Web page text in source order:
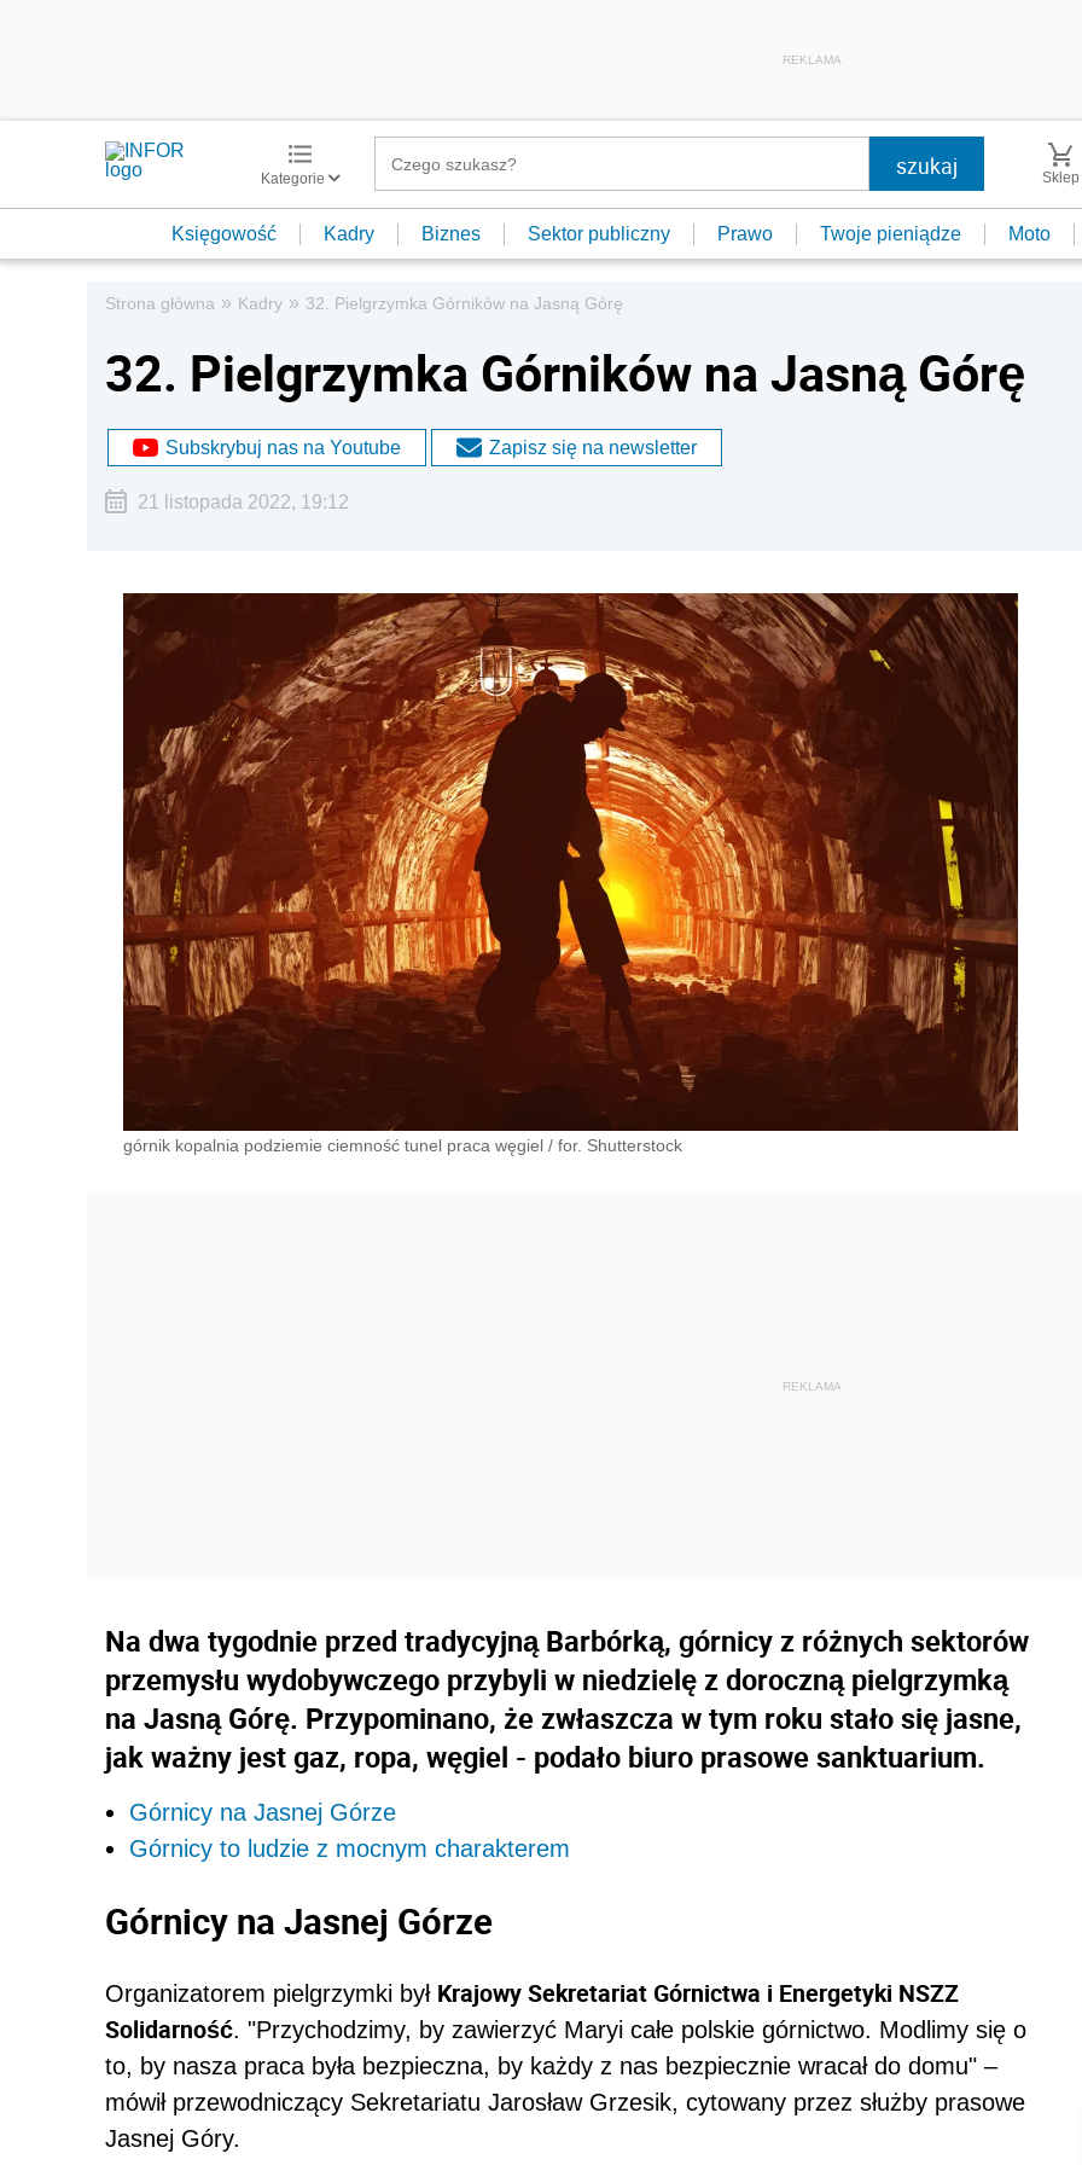
REKLAMA
Kategorie Sklep
Księgowość Kadry Biznes Sektor publiczny Prawo Twoje pieniądze Moto
Strona główna » Kadry » 32. Pielgrzymka Górników na Jasną Górę
32. Pielgrzymka Górników na Jasną Górę
Subskrybuj nas na Youtube Zapisz się na newsletter
21 listopada 2022, 19:12
górnik kopalnia podziemie ciemność tunel praca węgiel / for. Shutterstock
Na dwa tygodnie przed tradycyjną Barbórką, górnicy z różnych sektorów
przemysłu wydobywczego przybyli w niedzielę z doroczną pielgrzymką
na Jasną Górę. Przypominano, że zwłaszcza w tym roku stało się jasne,
jak ważny jest gaz, ropa, węgiel - podało biuro prasowe sanktuarium.
Górnicy na Jasnej Górze
Górnicy to ludzie z mocnym charakterem
Górnicy na Jasnej Górze
Organizatorem pielgrzymki był Krajowy Sekretariat Górnictwa i Energetyki NSZZ
Solidarność. "Przychodzimy, by zawierzyć Maryi całe polskie górnictwo. Modlimy się o
to, by nasza praca była bezpieczna, by każdy z nas bezpiecznie wracał do domu" –
mówił przewodniczący Sekretariatu Jarosław Grzesik, cytowany przez służby prasowe
Jasnej Góry.